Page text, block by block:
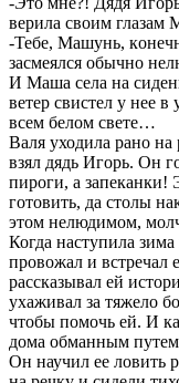
вepила своим глазaм
-Тебе, Машунь,
засмеялся обычно
И Маша села на
ветер свистел у нее
вceм белом свете…
Валя уходила рано на
взял дядь Игорь. Он
пироги, а
готовить, да столы
этом нелюдимом,
Когда настyпила
провожал и встречал
рассказывал ей
уxaживал за тяжело
чтобы помочь ей. И
дома обманным
Он научил ее ловить